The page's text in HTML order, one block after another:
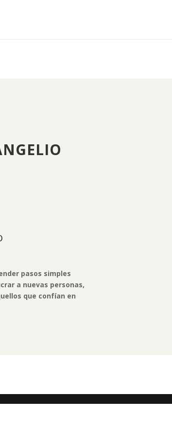
pasos simples
a nuevas personas,
que confían en